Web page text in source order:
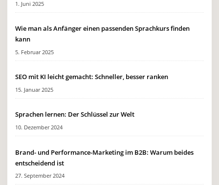
1. Juni 2025
Wie man als Anfänger einen passenden Sprachkurs finden
kann
5. Februar 2025
SEO mit KI leicht gemacht: Schneller, besser ranken
15. Januar 2025
Sprachen lernen: Der Schlüssel zur Welt
10. Dezember 2024
Brand- und Performance-Marketing im B2B: Warum beides
entscheidend ist
27. September 2024